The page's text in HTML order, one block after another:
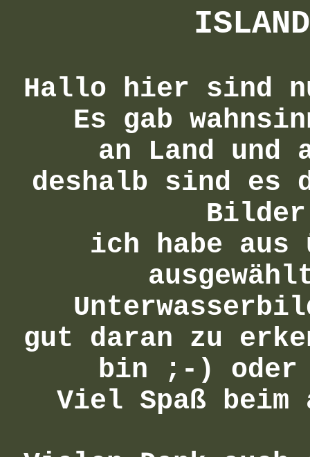
Hallo hier sind
Es gab
an Land und
deshalb sind es
Bilder
ich habe aus
gut daran zu
bin ;-) oder
Viel Spaß beim